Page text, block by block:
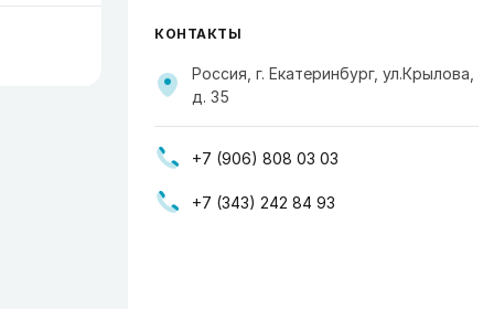
КОНТАКТЫ
Россия, г. Екатеринбург, ул.Крылова,
д. 35
+7 (906) 808 03 03
+7 (343) 242 84 93